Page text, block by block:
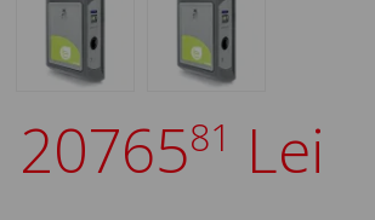
2076581 Lei